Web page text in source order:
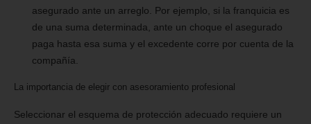
asegurado ante un arreglo. Por ejemplo, si la franquicia es
de una suma determinada, ante un choque el asegurado
paga hasta esa suma y el excedente corre por cuenta de la
compañía.
La importancia de elegir con asesoramiento profesional
Seleccionar el esquema de protección adecuado requiere un